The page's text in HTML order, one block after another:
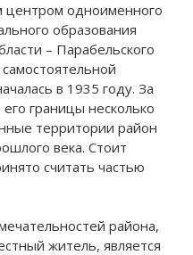
центром одноименного
образования
– Парабельского
в 1935 году. За
границы несколько
территории район
века. Стоит
считать частью
района,
житель, является